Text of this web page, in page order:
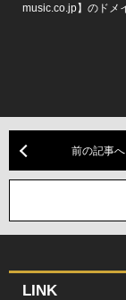
music.co.jp】のドメ
前の記事へ
LINK